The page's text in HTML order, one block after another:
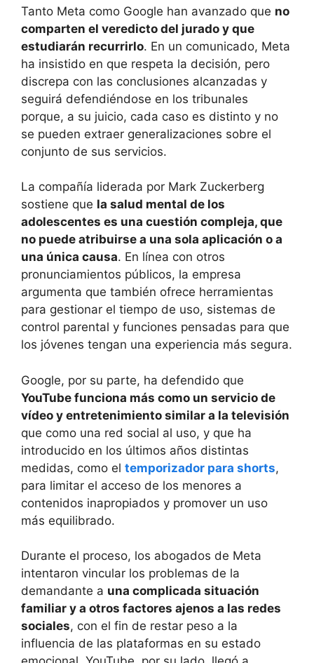
Tanto Meta como Google han avanzado que no
comparten el veredicto del jurado y que
estudiarán recurrirlo. En un comunicado, Meta
ha insistido en que respeta la decisión, pero
discrepa con las conclusiones alcanzadas y
seguirá defendiéndose en los tribunales
porque, a su juicio, cada caso es distinto y no
se pueden extraer generalizaciones sobre el
conjunto de sus servicios.
La compañía liderada por Mark Zuckerberg
sostiene que la salud mental de los
adolescentes es una cuestión compleja, que
no puede atribuirse a una sola aplicación o a
una única causa. En línea con otros
pronunciamientos públicos, la empresa
argumenta que también ofrece herramientas
para gestionar el tiempo de uso, sistemas de
control parental y funciones pensadas para que
los jóvenes tengan una experiencia más segura.
Google, por su parte, ha defendido que
YouTube funciona más como un servicio de
vídeo y entretenimiento similar a la televisión
que como una red social al uso, y que ha
introducido en los últimos años distintas
medidas, como el temporizador para shorts,
para limitar el acceso de los menores a
contenidos inapropiados y promover un uso
más equilibrado.
Durante el proceso, los abogados de Meta
intentaron vincular los problemas de la
demandante a una complicada situación
familiar y a otros factores ajenos a las redes
sociales, con el fin de restar peso a la
influencia de las plataformas en su estado